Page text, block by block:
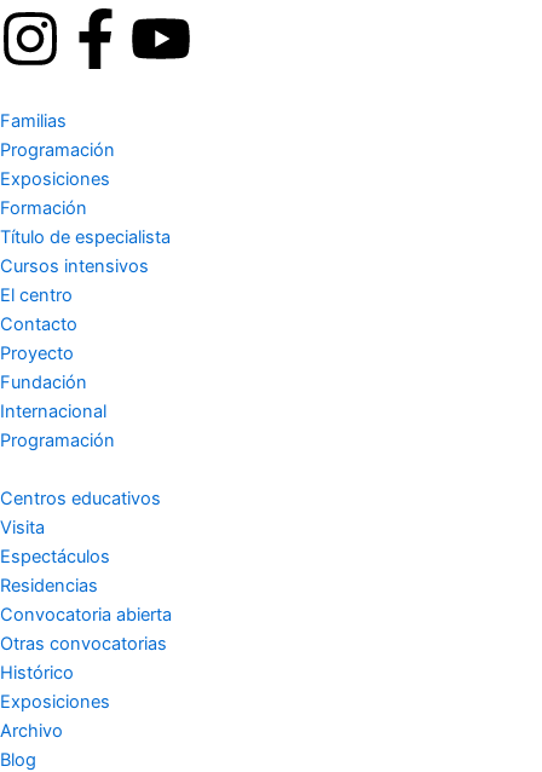
I
n
s
t
a
g
r
a
m
F
c
e
b
o
k
-
f
Y
t
Familias
Programación
Exposiciones
Formación
Título de especialista
Cursos intensivos
El centro
Contacto
Proyecto
Fundación
Internacional
Programación
Centros educativos
Visita
Espectáculos
Residencias
Convocatoria abierta
Otras convocatorias
Histórico
Exposiciones
Archivo
Blog